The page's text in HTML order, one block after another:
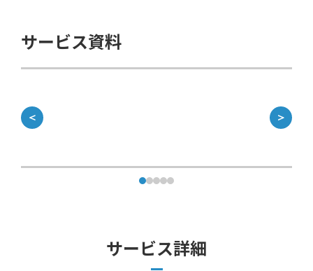
サービス資料
＜ ＞
サービス詳細